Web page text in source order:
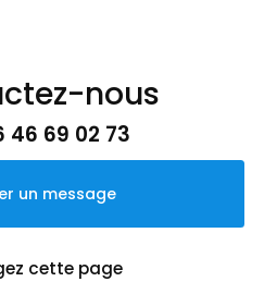
nous
46 69 02 73
un message
cette page